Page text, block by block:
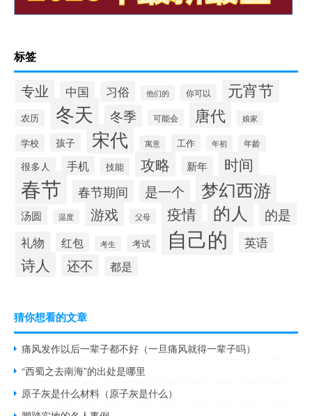
标签
专业 中国 习俗 他们的 你可以 元宵节
农历 冬天 冬季 可能会 唐代 娘家
学校 孩子 宋代 寓意 工作 年初 年龄
很多人 手机 技能 攻略 新年 时间
春节 春节期间 是一个 梦幻西游
汤圆 温度 游戏 父母 疫情 的人 的是
礼物 红包 考生 考试 自己的 英语
诗人 还不 都是
猜你想看的文章
痛风发作以后一辈子都不好（一旦痛风就得一辈子吗）
“西蜀之去南海”的出处是哪里
原子灰是什么材料（原子灰是什么）